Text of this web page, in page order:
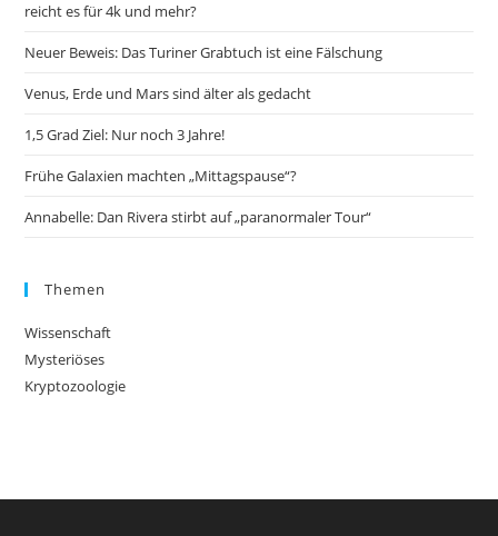
reicht es für 4k und mehr?
Neuer Beweis: Das Turiner Grabtuch ist eine Fälschung
Venus, Erde und Mars sind älter als gedacht
1,5 Grad Ziel: Nur noch 3 Jahre!
Frühe Galaxien machten „Mittagspause“?
Annabelle: Dan Rivera stirbt auf „paranormaler Tour“
Themen
Wissenschaft
Mysteriöses
Kryptozoologie